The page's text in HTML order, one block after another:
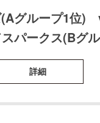
(Aグループ1位
パークス(Bグ
詳細